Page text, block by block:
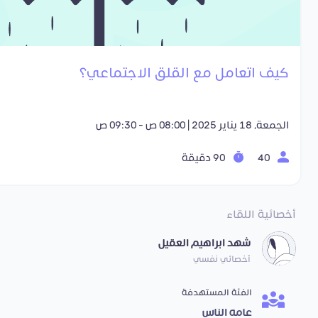
كيف اتعامل مع القلق الاجتماعي؟
الجمعة, 18 يناير 2025 | 08:00 ص - 09:30 ص
أخصائية اللقاء
شهد ابراهيم العقيل
أخصائي نفسي
الفئة المستهدفة
عامه الناس